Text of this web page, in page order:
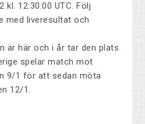
kl. 12:30:00 UTC. Följ
med liveresultat och
är här och i år tar den plats
spelar match mot
9/1 för att sedan möta
12/1.